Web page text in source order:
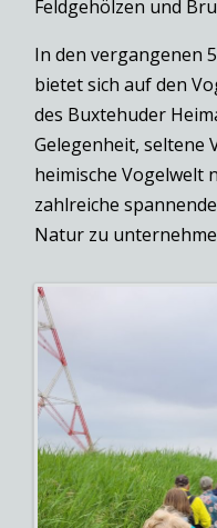
Feldgehölzen und
In den vergangenen
bietet sich auf den
des Buxtehuder
Gelegenheit, seltene
heimische Vogelwelt
zahlreiche
Natur zu